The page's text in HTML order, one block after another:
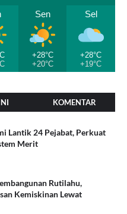
Sen
+28°C
+20°C
Sel
+28°C
+19°C
KOMENTAR
Lantik 24 Pejabat, Perkuat
Merit
Rutilahu,
Kemiskinan Lewat